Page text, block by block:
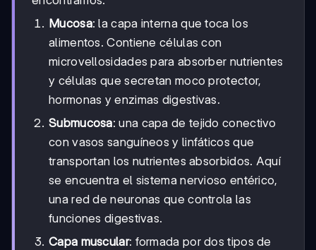
Mucosa: la capa interna que toca los
alimentos. Contiene células con
microvellosidades para absorber nutrientes
y células que secretan moco protector,
hormonas y enzimas digestivas.
Submucosa: una capa de tejido conectivo
con vasos sanguíneos y linfáticos que
transportan los nutrientes absorbidos. Aquí
se encuentra el sistema nervioso entérico,
una red de neuronas que controla las
funciones digestivas.
Capa muscular: formada por dos tipos de